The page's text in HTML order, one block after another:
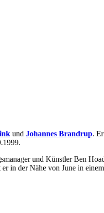
und Johannes Brandrup.
und Künstler Ben
in der Nähe von June in